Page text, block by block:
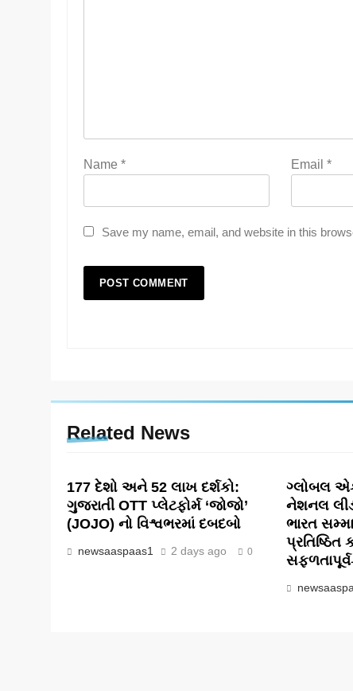
Name * Email *
Save my name, email, and website in this
Related News
177 દેશો અને 52 લાખ દર્શકો:
ગુજરાતી OTT પ્લેટફોર્મ ‘જોજો’
(JOJO) નો વિશ્વભરમાં દબદબો
newsaaspaas1 2 days ago 0
ગ્લોબલ
નેશનલ
ભારત
પ્રતિષ્ઠિત